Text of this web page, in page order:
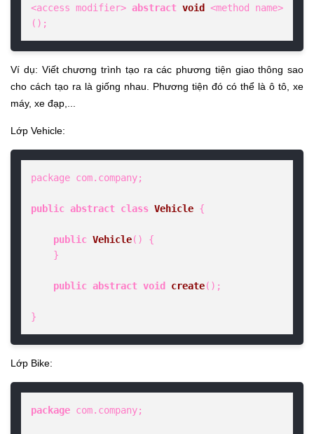
<access modifier> abstract void
<method name>
() ;
Ví dụ: Viết chương trình tạo ra các phương tiện giao thông sao
cho cách tạo ra là giống nhau. Phương tiện đó có thể là ô tô, xe
máy, xe đạp,...
Lớp Vehicle:
package com.company;
public abstract class Vehicle {
public Vehicle()
{
public abstract void create() ;
}
Lớp Bike:
package com.company;